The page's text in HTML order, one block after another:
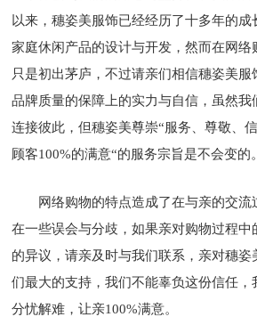
以来，穗姿美服饰已经经历了十多年的
家庭休闲产品的设计与开发，然而在网
只是初出茅庐，不过请亲们相信穗姿美服
品牌质量的保障上的实力与自信，虽然
连接彼此，但穗姿美尊崇“服务、尊敬、
顾客100%的满意“的服务宗旨是不会变的。
网络购物的特点造成了在与亲的交
在一些误会与分歧，如果亲对购物过程
的异议，请亲及时与我们联系，亲对穗
们最大的支持，我们不能辜负这份信任
分忧解难，让亲100%满意。